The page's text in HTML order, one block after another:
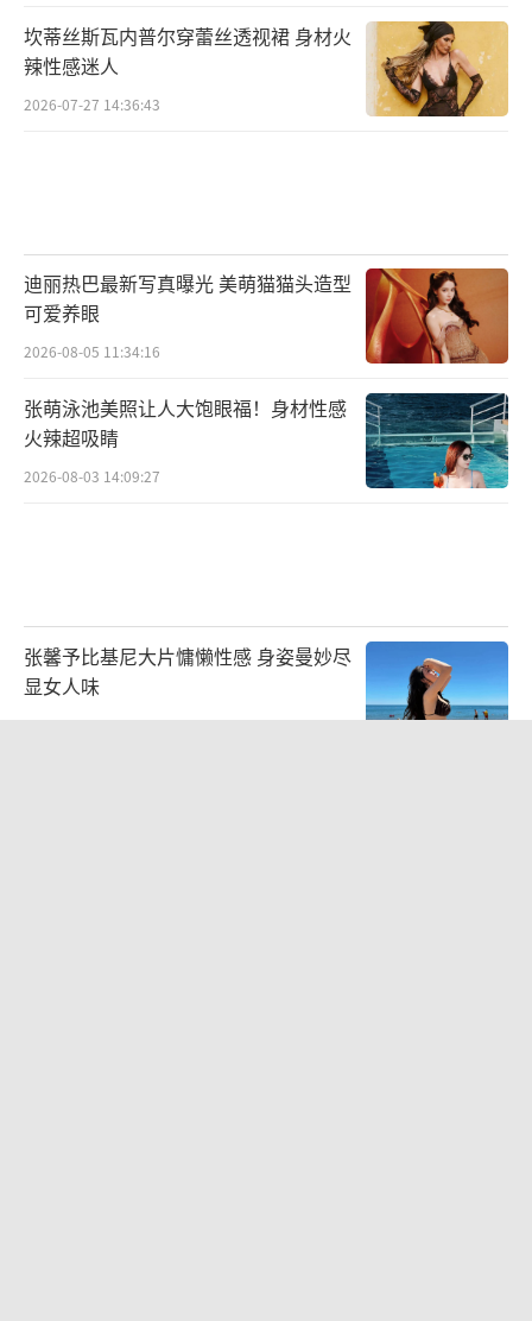
坎蒂丝斯瓦内普尔穿蕾丝透视裙 身材火
辣性感迷人
2026-07-27 14:36:43
迪丽热巴最新写真曝光 美萌猫猫头造型
可爱养眼
2026-08-05 11:34:16
张萌泳池美照让人大饱眼福！身材性感
火辣超吸睛
2026-08-03 14:09:27
张馨予比基尼大片慵懒性感 身姿曼妙尽
显女人味
2026-07-30 13:39:23